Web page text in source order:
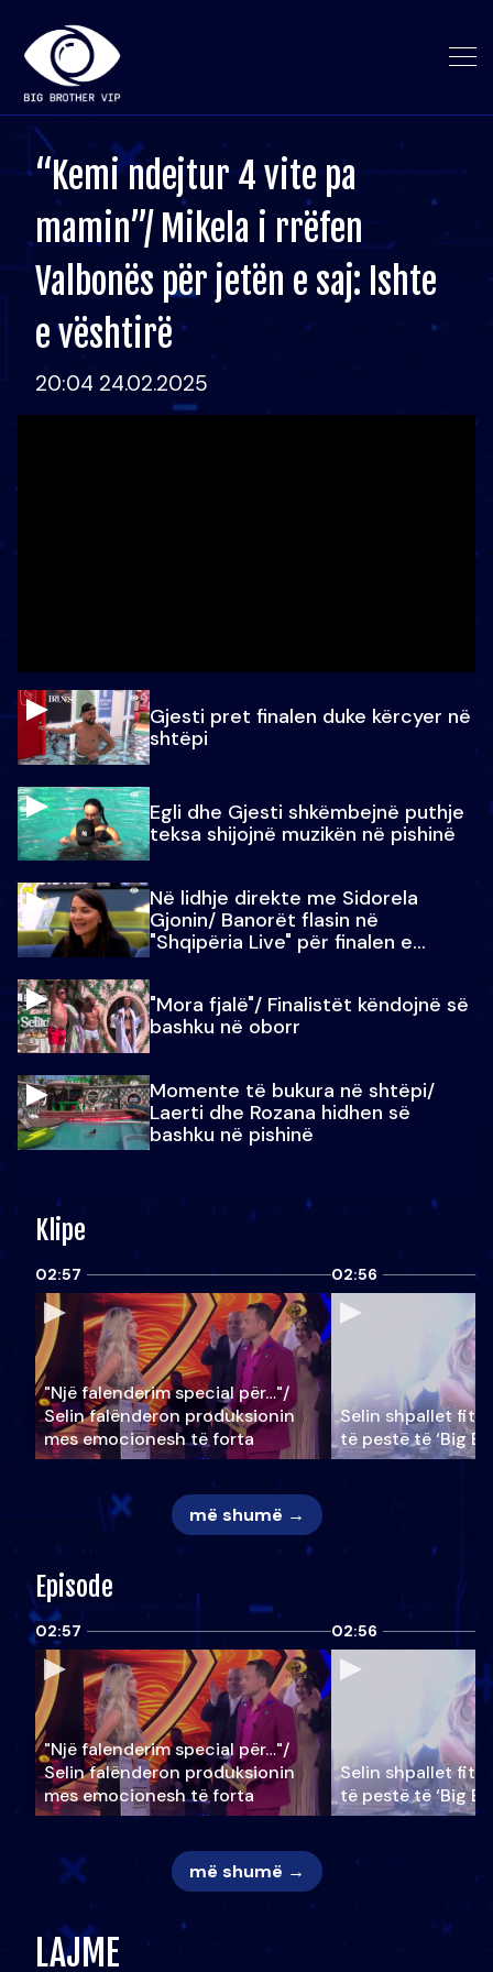
“Kemi ndejtur 4 vite pa
mamin”/ Mikela i rrëfen
Valbonës për jetën e saj: Ishte
e vështirë
20:04 24.02.2025
Gjesti pret finalen duke kërcyer në
shtëpi
Egli dhe Gjesti shkëmbejnë puthje
teksa shijojnë muzikën në pishinë
Në lidhje direkte me Sidorela
Gjonin/ Banorët flasin në
"Shqipëria Live" për finalen e
"Mora fjalë"/ Finalistët këndojnë së
bashku në oborr
Momente të bukura në shtëpi/
Laerti dhe Rozana hidhen së
bashku në pishinë
Klipe
02:57
"Një falenderim special për…"/
Selin falënderon produksionin
mes emocionesh të forta
02:56
Selin shpallet
të pestë të ‘Big
më shumë →
Episode
02:57
"Një falenderim special për…"/
Selin falënderon produksionin
mes emocionesh të forta
02:56
Selin shpallet
të pestë të ‘Big
më shumë →
LAJME